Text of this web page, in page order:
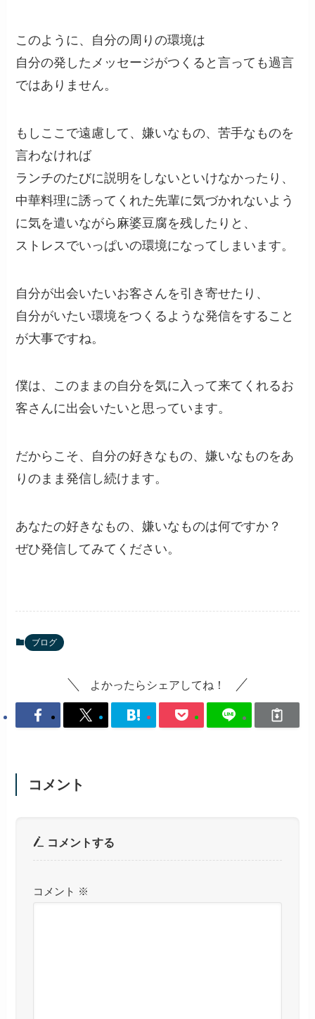
このように、自分の周りの環境は
自分の発したメッセージがつくると言っても過言
ではありません。
もしここで遠慮して、嫌いなもの、苦手なものを
言わなければ
ランチのたびに説明をしないといけなかったり、
中華料理に誘ってくれた先輩に気づかれないよう
に気を遣いながら麻婆豆腐を残したりと、
ストレスでいっぱいの環境になってしまいます。
自分が出会いたいお客さんを引き寄せたり、
自分がいたい環境をつくるような発信をすること
が大事ですね。
僕は、このままの自分を気に入って来てくれるお
客さんに出会いたいと思っています。
だからこそ、自分の好きなもの、嫌いなものをあ
りのまま発信し続けます。
あなたの好きなもの、嫌いなものは何ですか？
ぜひ発信してみてください。
ブログ
よかったらシェアしてね！
コメント
コメントする
コメント ※